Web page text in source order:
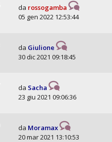
da rossogamba
05 gen 2022 12:53:44
da Giulione
30 dic 2021 09:18:45
da Sacha
23 giu 2021 09:06:36
da Moramax
20 mar 2021 13:10:53